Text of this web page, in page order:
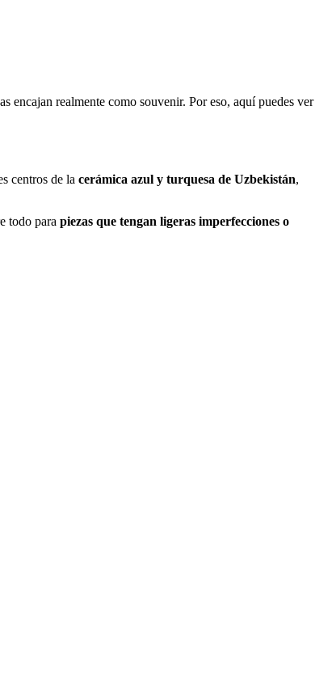
encajan realmente como souvenir. Por eso, aquí puedes ver
centros de la cerámica azul y turquesa de Uzbekistán,
todo para piezas que tengan ligeras imperfecciones o